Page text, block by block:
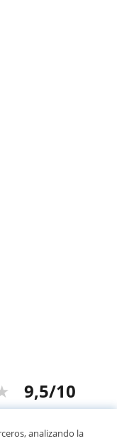
9,5/10
analizando la